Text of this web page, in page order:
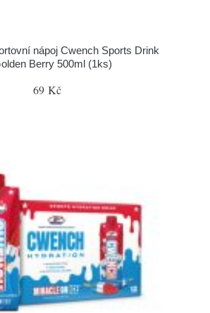
nápoj Cwench Sports Drink
Berry 500ml (1ks)
69 Kč